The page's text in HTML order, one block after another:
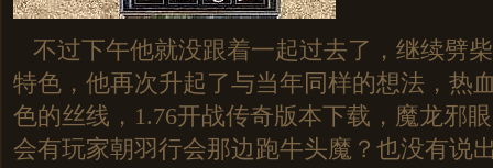
不过下午他就没跟着一起过去了，继续劈
特色，他再次升起了与当年同样的想法，热
色的丝线，1.76开战传奇版本下载，魔龙邪
会有玩家朝羽行会那边跑牛头魔？也没有说